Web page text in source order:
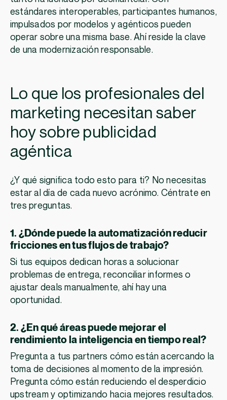
estándares interoperables, participantes humanos,
impulsados por modelos y agénticos pueden
operar sobre una misma base. Ahí reside la clave
de una modernización responsable.
Lo que los profesionales del
marketing necesitan saber
hoy sobre publicidad
agéntica
¿Y qué significa todo esto para ti? No necesitas
estar al día de cada nuevo acrónimo. Céntrate en
tres preguntas.
1. ¿Dónde puede la automatización reducir
fricciones en tus flujos de trabajo?
Si tus equipos dedican horas a solucionar
problemas de entrega, reconciliar informes o
ajustar deals manualmente, ahí hay una
oportunidad.
2. ¿En qué áreas puede mejorar el
rendimiento la inteligencia en tiempo real?
Pregunta a tus partners cómo están acercando la
toma de decisiones al momento de la impresión.
Pregunta cómo están reduciendo el desperdicio
upstream y optimizando hacia mejores resultados.